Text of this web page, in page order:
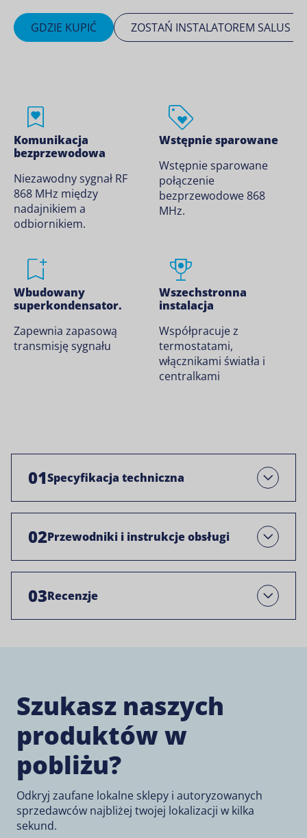
GDZIE KUPIĆ ZOSTAŃ INSTALATOREM SALUS
Komunikacja
bezprzewodowa
Niezawodny sygnał RF
868 MHz między
nadajnikiem a
odbiornikiem.
Wstępnie sparowane
Wstępnie sparowane
połączenie
bezprzewodowe 868
MHz.
Wbudowany
superkondensator.
Zapewnia zapasową
transmisję sygnału
Wszechstronna
instalacja
Współpracuje z
termostatami,
włącznikami światła i
centralkami
01Specyfikacja techniczna Otwarty
02Przewodniki i instrukcje obsługi Open
03Recenzje Open
Szukasz naszych
produktów w
pobliżu?
Odkryj zaufane lokalne sklepy i autoryzowanych
sprzedawców najbliżej twojej lokalizacji w kilka
sekund.